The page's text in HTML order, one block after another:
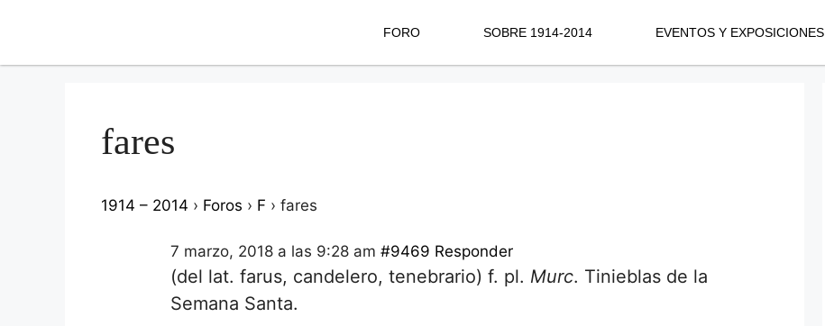
FORO SOBRE 1914-2014 EVENTOS Y EXPOSICIONES
fares
1914 – 2014 › Foros › F › fares
7 marzo, 2018 a las 9:28 am #9469 Responder
(del lat. farus, candelero, tenebrario) f. pl. Murc. Tinieblas de la
Semana Santa.